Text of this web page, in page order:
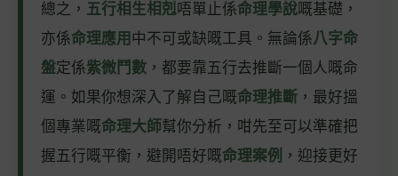
總之， 五行相生相剋唔單止係命理學說嘅基礎，
亦係命理應用 中不可或缺嘅工具。無論係八字命
盤定係紫微鬥數 ，都要靠五行去推斷一個人嘅命
運。如果你想深入了解自己嘅命理推斷 ，最好搵
個專業嘅命理大師幫你分析，咁先至可以準確把
握五行嘅平衡，避開唔好嘅命理案例 ，迎接更好